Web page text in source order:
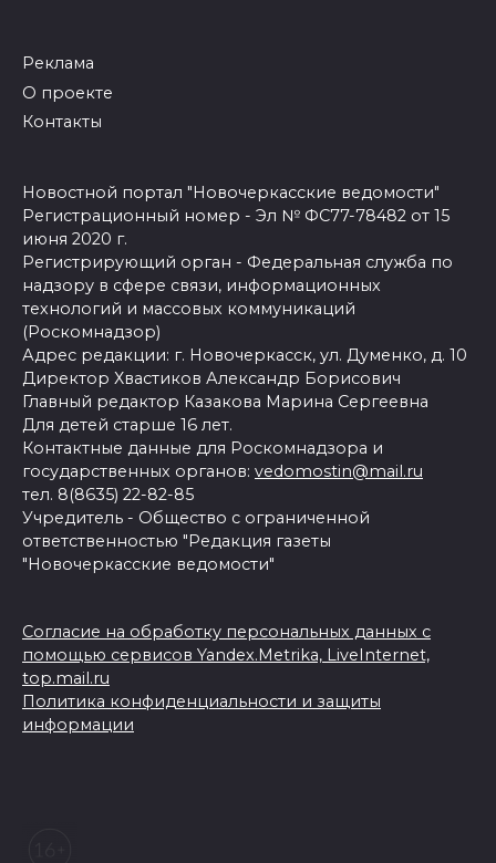
Реклама
О проекте
Контакты
Новостной портал "Новочеркасские ведомости"
Регистрационный номер - Эл № ФС77-78482 от 15
июня 2020 г.
Регистрирующий орган - Федеральная служба по
надзору в сфере связи, информационных
технологий и массовых коммуникаций
(Роскомнадзор)
Адрес редакции: г. Новочеркасск, ул. Думенко, д. 10
Директор Хвастиков Александр Борисович
Главный редактор Казакова Марина Сергеевна
Для детей старше 16 лет.
Контактные данные для Роскомнадзора и
государственных органов: vedomostin@mail.ru
тел. 8(8635) 22-82-85
Учредитель - Общество с ограниченной
ответственностью "Редакция газеты
"Новочеркасские ведомости"
Согласие на обработку персональных данных с
помощью сервисов Yandex.Metrika, LiveInternet,
top.mail.ru
Политика конфиденциальности и защиты
информации